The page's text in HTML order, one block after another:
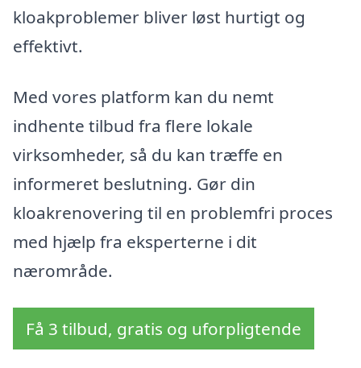
kloakproblemer bliver løst hurtigt og
effektivt.
Med vores platform kan du nemt
indhente tilbud fra flere lokale
virksomheder, så du kan træffe en
informeret beslutning. Gør din
kloakrenovering til en problemfri proces
med hjælp fra eksperterne i dit
nærområde.
Få 3 tilbud, gratis og uforpligtende